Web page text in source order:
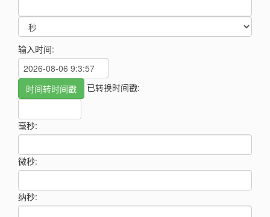
输入时间:
已转换时间戳:
毫秒:
微秒:
纳秒: